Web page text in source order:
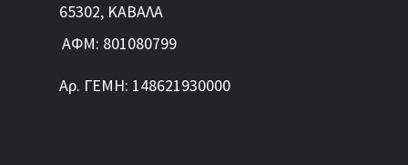
65302, ΚΑΒΑΛΑ
ΑΦΜ: 801080799
Αρ. ΓΕΜΗ: 148621930000